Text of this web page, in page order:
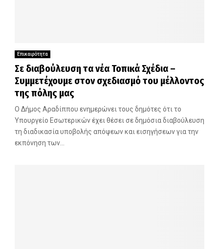
Επικαιρότητα
Σε διαβούλευση τα νέα Τοπικά Σχέδια –
Συμμετέχουμε στον σχεδιασμό του μέλλοντος
της πόλης μας
Ο Δήμος Αραδίππου ενημερώνει τους δημότες ότι το
Υπουργείο Εσωτερικών έχει θέσει σε δημόσια διαβούλευση
τη διαδικασία υποβολής απόψεων και εισηγήσεων για την
εκπόνηση των...